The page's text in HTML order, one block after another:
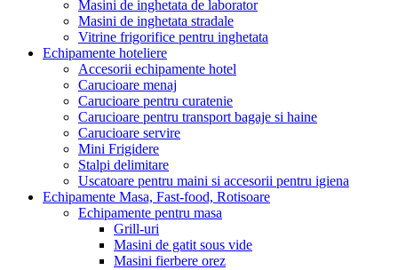
Masini de inghetata de laborator
Masini de inghetata stradale
Vitrine frigorifice pentru inghetata
Echipamente hoteliere
Accesorii echipamente hotel
Carucioare menaj
Carucioare pentru curatenie
Carucioare pentru transport bagaje si haine
Carucioare servire
Mini Frigidere
Stalpi delimitare
Uscatoare pentru maini si accesorii pentru igiena
Echipamente Masa, Fast-food, Rotisoare
Echipamente pentru masa
Grill-uri
Masini de gatit sous vide
Masini fierbere orez